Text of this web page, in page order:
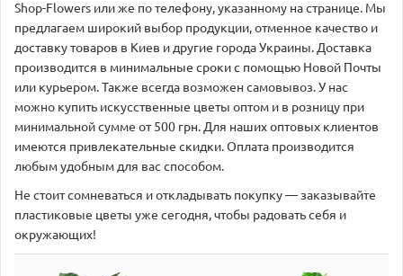
Shop-Flowers или же по телефону, указанному на странице. Мы
предлагаем широкий выбор продукции, отменное качество и
доставку товаров в Киев и другие города Украины. Доставка
производится в минимальные сроки с помощью Новой Почты
или курьером. Также всегда возможен самовывоз. У нас
можно купить искусственные цветы оптом и в розницу при
минимальной сумме от 500 грн. Для наших оптовых клиентов
имеются привлекательные скидки. Оплата производится
любым удобным для вас способом.
Не стоит сомневаться и откладывать покупку — заказывайте
пластиковые цветы уже сегодня, чтобы радовать себя и
окружающих!